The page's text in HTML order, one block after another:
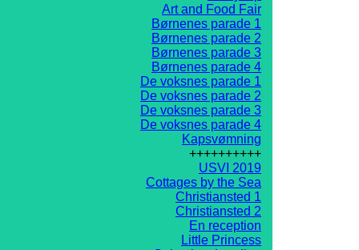
Art and Food Fair
Børnenes parade 1
Børnenes parade 2
Børnenes parade 3
Børnenes parade 4
De voksnes parade 1
De voksnes parade 2
De voksnes parade 3
De voksnes parade 4
Kapsvømning
++++++++++
USVI 2019
Cottages by the Sea
Christiansted 1
Christiansted 2
En reception
Little Princess